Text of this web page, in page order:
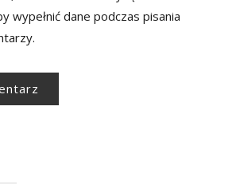
wypełnić dane podczas pisania